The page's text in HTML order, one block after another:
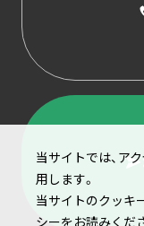
当サイトでは、ア
用します。
当サイトのクッキ
シーをお読みくだ